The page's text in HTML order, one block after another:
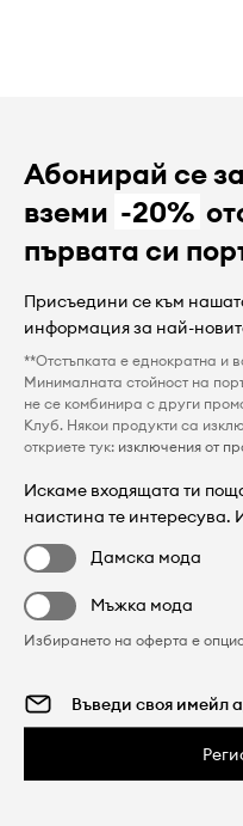
Абонирай се
вземи -20%
първата си
Присъедини се към
информация за най-
**Отстъпката е еднократна и
Минималната стойност на
не се комбинира с други
Клуб. Някои продукти са
откриете тук: изключения от
Искаме входящата ти
наистина те интересува.
Дамска мода
Мъжка мода
Избирането на оферта е